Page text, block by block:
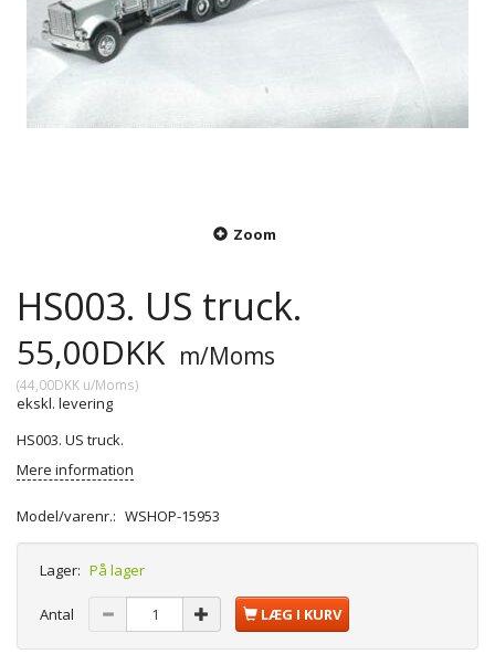
Zoom
HS003. US truck.
55,00DKK m/Moms
(44,00DKK u/Moms)
ekskl. levering
HS003. US truck.
Mere information
Model/varenr.: WSHOP-15953
Lager: På lager
Antal LÆG I KURV